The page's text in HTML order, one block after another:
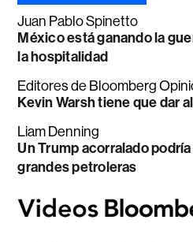
Juan Pablo Spinetto
México está ganando la
la hospitalidad
Editores de Bloomberg
Kevin Warsh tiene que dar
Liam Denning
Un Trump acorralado
grandes petroleras